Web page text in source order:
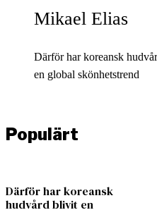
Mikael Elias
Därför har koreansk
en global skönhetstrend
Populärt
Därför har koreansk
hudvård blivit en